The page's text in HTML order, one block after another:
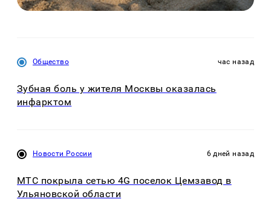
Общество час назад
Зубная боль у жителя Москвы оказалась
инфарктом
Новости России 6 дней назад
МТС покрыла сетью 4G поселок Цемзавод в
Ульяновской области